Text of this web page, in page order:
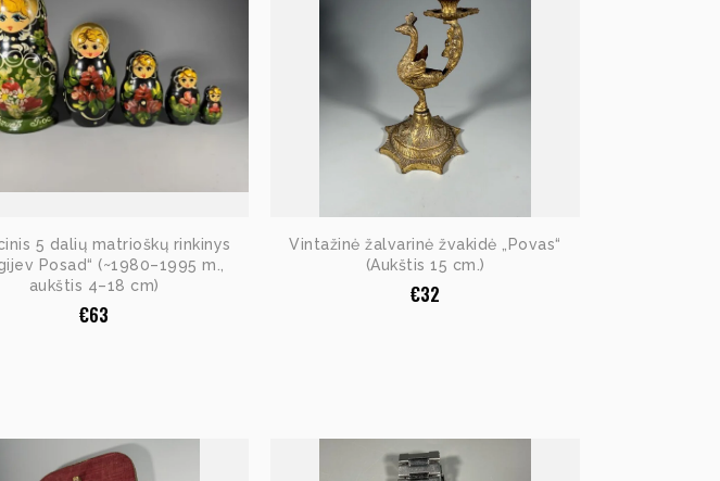
5 dalių matrioškų rinkinys
Posad“ (~1980–1995 m.,
aukštis 4–18 cm)
€63
Vintažinė žalvarinė žvakidė „Povas“
(Aukštis 15 cm.)
€32